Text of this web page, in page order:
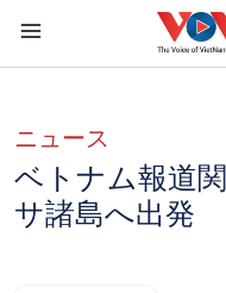
ニュース
ベトナム報道
サ諸島へ出発